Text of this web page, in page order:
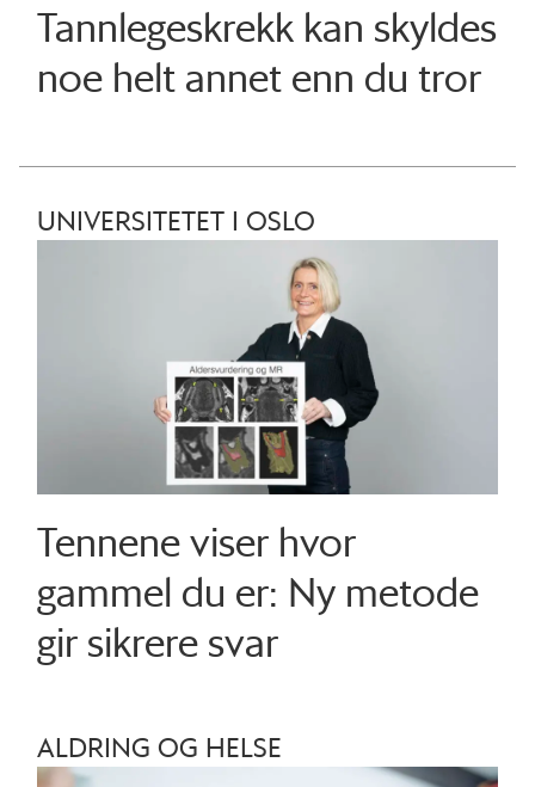
Tannlegeskrekk kan skyldes
noe helt annet enn du tror
UNIVERSITETET I OSLO
Tennene viser hvor
gammel du er: Ny metode
gir sikrere svar
ALDRING OG HELSE